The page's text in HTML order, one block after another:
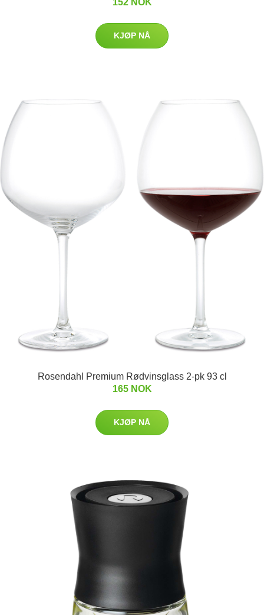
152 NOK
KJØP NÅ
Rosendahl Premium Rødvinsglass 2-pk 93 cl
165 NOK
KJØP NÅ